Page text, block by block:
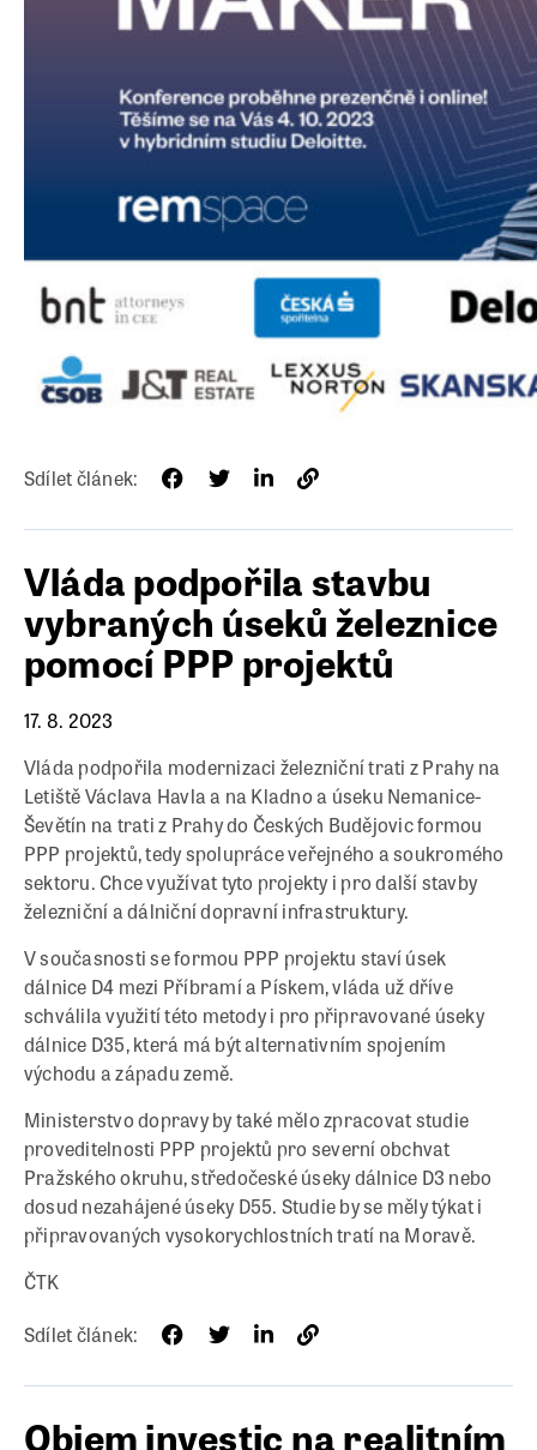
Sdílet článek:
Vláda podpořila stavbu
vybraných úseků železnice
pomocí PPP projektů
17. 8. 2023
Vláda podpořila modernizaci železniční trati z Prahy na
Letiště Václava Havla a na Kladno a úseku Nemanice-
Ševětín na trati z Prahy do Českých Budějovic formou
PPP projektů, tedy spolupráce veřejného a soukromého
sektoru. Chce využívat tyto projekty i pro další stavby
železniční a dálniční dopravní infrastruktury.
V současnosti se formou PPP projektu staví úsek
dálnice D4 mezi Příbramí a Pískem, vláda už dříve
schválila využití této metody i pro připravované úseky
dálnice D35, která má být alternativním spojením
východu a západu země.
Ministerstvo dopravy by také mělo zpracovat studie
proveditelnosti PPP projektů pro severní obchvat
Pražského okruhu, středočeské úseky dálnice D3 nebo
dosud nezahájené úseky D55. Studie by se měly týkat i
připravovaných vysokorychlostních tratí na Moravě.
ČTK
Sdílet článek:
Objem investic na realitním